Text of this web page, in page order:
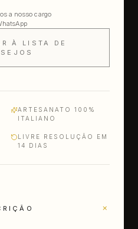
a nosso cargo
À LISTA DE
ARTESANATO 100%
ITALIANO
LIVRE RESOLUÇÃO EM
14 DIAS
+